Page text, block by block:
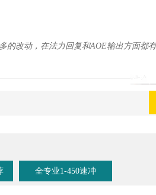
改动，在法力回复和AOE输出方面都有
全专业1-450速冲